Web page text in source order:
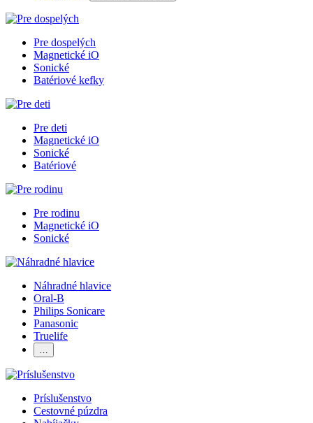
Pre dospelých
Magnetické iO
Sonické
Batériové kefky
Pre deti
Magnetické iO
Sonické
Batériové
Pre rodinu
Magnetické iO
Sonické
Náhradné hlavice
Oral-B
Philips Sonicare
Panasonic
Truelife
…
Príslušenstvo
Cestovné púzdra